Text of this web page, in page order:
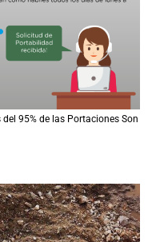
95% de las Portaciones Son